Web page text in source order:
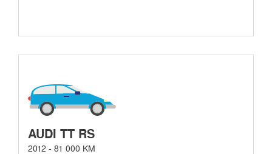
AUDI TT RS
2012 - 81 000 KM